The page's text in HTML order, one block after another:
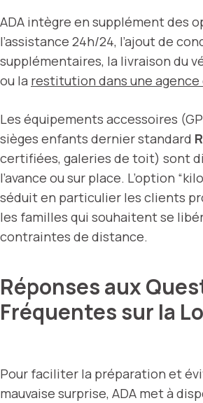
ADA intègre en supplément des
l’assistance 24h/24, l’ajout de
supplémentaires, la livraison du
ou la restitution dans une
Les équipements accessoires
sièges enfants dernier standard
certifiées, galeries de toit) sont
l’avance ou sur place. L’option
séduit en particulier les clients
les familles qui souhaitent se
contraintes de distance.
Réponses aux
Fréquentes sur la
Pour faciliter la préparation et
mauvaise surprise, ADA met à